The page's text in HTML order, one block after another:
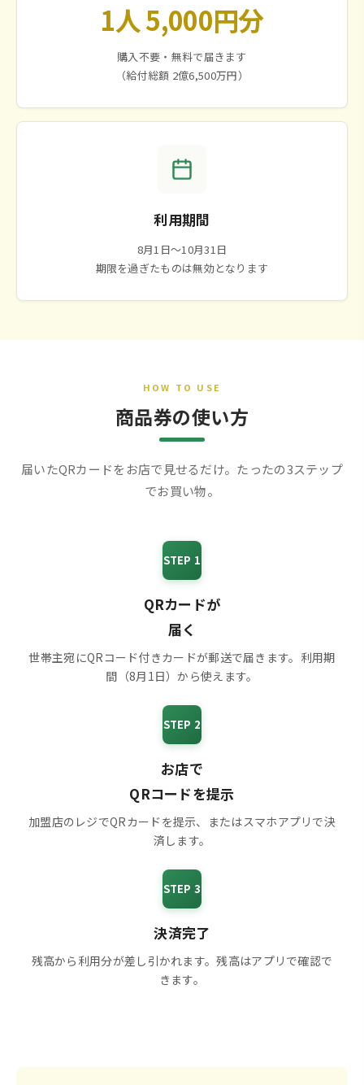
1人 5,000円分
購入不要・無料で届きます
（給付総額 2億6,500万円）
利用期間
8月1日～10月31日
期限を過ぎたものは無効となります
HOW TO USE
商品券の使い方
届いたQRカードをお店で見せるだけ。たったの3ステップ
でお買い物。
STEP 1
QRカードが
届く
世帯主宛にQRコード付きカードが郵送で届きます。利用期
間（8月1日）から使えます。
STEP 2
お店で
QRコードを提示
加盟店のレジでQRカードを提示、またはスマホアプリで決
済します。
STEP 3
決済完了
残高から利用分が差し引かれます。残高はアプリで確認で
きます。